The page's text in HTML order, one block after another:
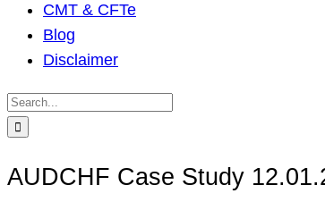
CMT & CFTe
Blog
Disclaimer
Search
for:
AUDCHF Case Study